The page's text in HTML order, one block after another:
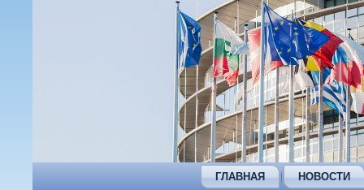
ГЛАВНАЯ НОВОСТИ